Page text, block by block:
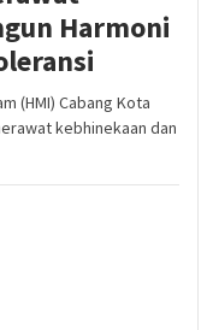
Harmoni
(HMI) Cabang Kota
kebhinekaan dan